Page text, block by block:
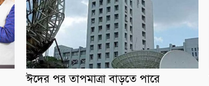
ঈদের পর তাপমাত্রা বাড়তে পারে